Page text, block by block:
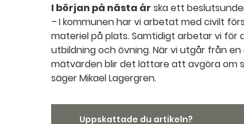
I början på nästa år ska ett
– I kommunen har vi arbetat med civilt
materiel på plats. Samtidigt arbetar vi
utbildning och övning. När vi utgår från
mätvärden blir det lättare att avgöra om
säger Mikael Lagergren.
Uppskattade du artikeln?